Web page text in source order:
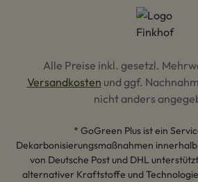
Alle Preise inkl. gesetzl.
Versandkosten und ggf.
nicht anders
* GoGreen Plus ist ein
Dekarbonisierungsmaßnahmen
von Deutsche Post und DHL
alternativer Kraftstoffe und